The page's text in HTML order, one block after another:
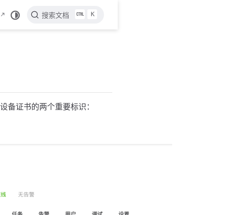
搜索文档 K
备证书的两个重要标识：